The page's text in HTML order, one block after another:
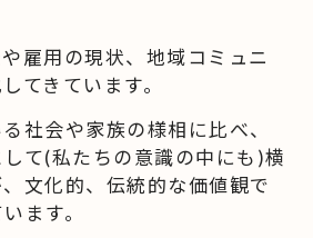
雇用の現状、地域コミュニ
てきています。
社会や家族の様相に比べ、
て(私たちの意識の中にも)横
文化的、伝統的な価値観で
ます。